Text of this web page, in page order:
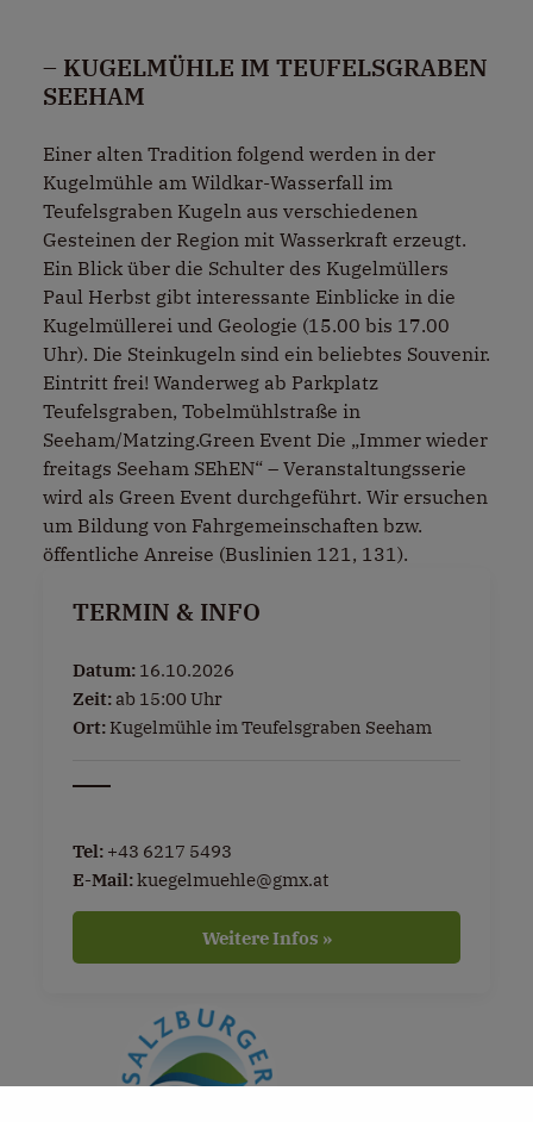
– KUGELMÜHLE IM TEUFELSGRABEN
SEEHAM
Einer alten Tradition folgend werden in der
Kugelmühle am Wildkar-Wasserfall im
Teufelsgraben Kugeln aus verschiedenen
Gesteinen der Region mit Wasserkraft erzeugt.
Ein Blick über die Schulter des Kugelmüllers
Paul Herbst gibt interessante Einblicke in die
Kugelmüllerei und Geologie (15.00 bis 17.00
Uhr). Die Steinkugeln sind ein beliebtes Souvenir.
Eintritt frei! Wanderweg ab Parkplatz
Teufelsgraben, Tobelmühlstraße in
Seeham/Matzing.Green Event Die „Immer wieder
freitags Seeham SEhEN“ – Veranstaltungsserie
wird als Green Event durchgeführt. Wir ersuchen
um Bildung von Fahrgemeinschaften bzw.
öffentliche Anreise (Buslinien 121, 131).
TERMIN & INFO
Datum: 16.10.2026
Zeit: ab 15:00 Uhr
Ort: Kugelmühle im Teufelsgraben Seeham
Tel: +43 6217 5493
E-Mail:kuegelmuehle@gmx.at
Weitere Infos »